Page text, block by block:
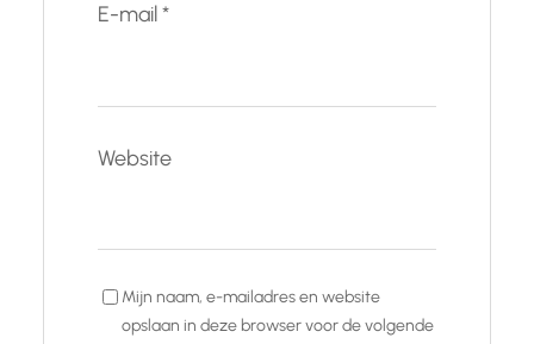
E-mail*
Website
Mijn naam, e-mailadres en website
opslaan in deze browser voor de volgende